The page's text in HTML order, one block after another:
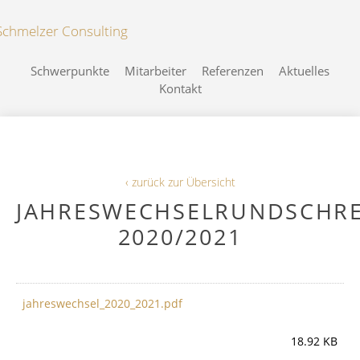
Schwerpunkte Mitarbeiter Referenzen
Aktuelles
Kontakt
‹ zurück zur Übersicht
2020/2021
jahreswechsel_2020_2021.pdf
18.92 KB